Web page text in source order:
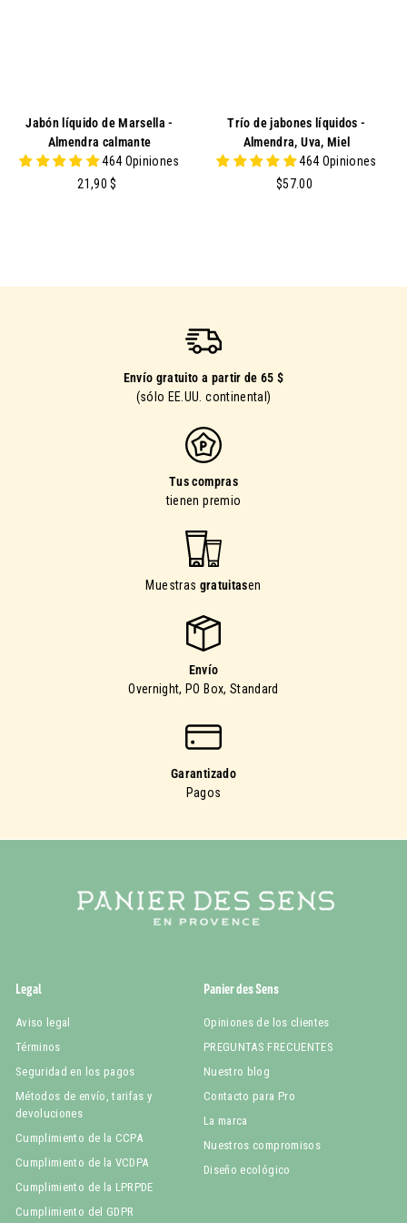
Jabón líquido de Marsella -
Almendra calmante
464 Opiniones
21,90 $
Trío de jabones líquidos -
Almendra, Uva, Miel
464 Opiniones
$57.00
Envío gratuito a partir de 65 $
(sólo EE.UU. continental)
Tus compras
tienen premio
Muestras gratuitasen
Envío
Overnight, PO Box, Standard
Garantizado
Pagos
Legal
Aviso legal
Términos
Seguridad en los pagos
Métodos de envío, tarifas y
devoluciones
Cumplimiento de la CCPA
Cumplimiento de la VCDPA
Cumplimiento de la LPRPDE
Cumplimiento del GDPR
Panier des Sens
Opiniones de los clientes
PREGUNTAS FRECUENTES
Nuestro blog
Contacto para Pro
La marca
Nuestros compromisos
Diseño ecológico